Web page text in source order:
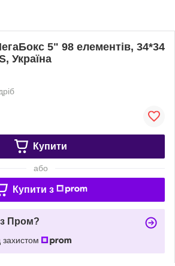
5" 98 елементів, 34*34
Україна
Купити
або
Купити з
Пром?